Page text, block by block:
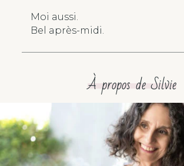
Moi aussi.
Bel après-midi.
À propos de Silvie